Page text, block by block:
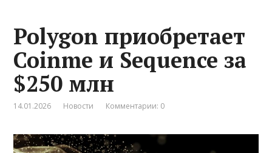
Polygon приобретает
Coinme и Sequence за
$250 млн
14.01.2026 Новости Комментарии: 0